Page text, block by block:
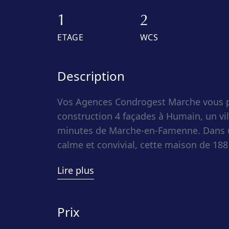
1
ETAGE
2
WCS
Description
Vos Agences Condrogest Marche
construction 4 façades à Humain, un
minutes de Marche-en-Famenne.
calme et convivial, cette maison de
restant proche des commerces, écoles,
Implantée sur une parcelle de 12 ares
Lire plus
Prix